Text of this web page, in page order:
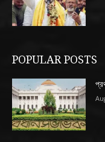
POPULAR POSTS